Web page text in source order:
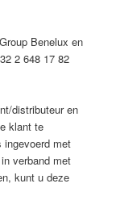
Benelux en
2 648 17 82
distributeur en
klant te
ingevoerd met
verband met
kunt u deze